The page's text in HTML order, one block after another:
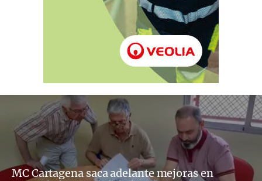
MC Cartagena saca adelante mejoras en